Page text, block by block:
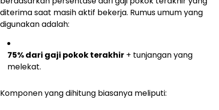
diterima saat masih aktif bekerja. Rumus umum yang
digunakan adalah:
75% dari gaji pokok terakhir + tunjangan yang
melekat.
Komponen yang dihitung biasanya meliputi: